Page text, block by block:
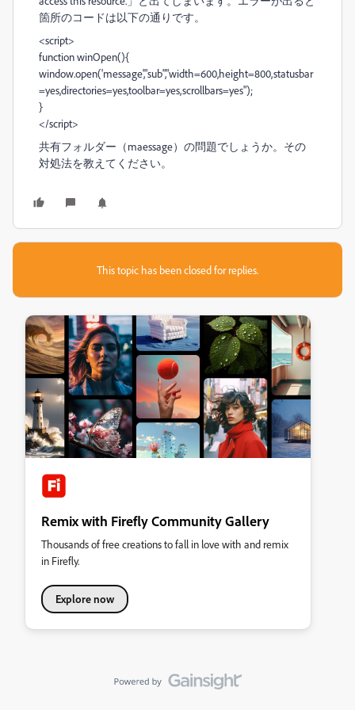
箇所のコードは以下の通りです。
<script>
function winOpen(){
window.open('message',"sub","width=600,height=800,statusbar
=yes,directories=yes,toolbar=yes,scrollbars=yes");
}
</script>
共有フォルダー（maessage）の問題でしょうか。その
対処法を教えてください。
This topic has been closed for replies.
Remix with Firefly Community Gallery
Thousands of free creations to fall in love with and remix
in Firefly.
Explore now